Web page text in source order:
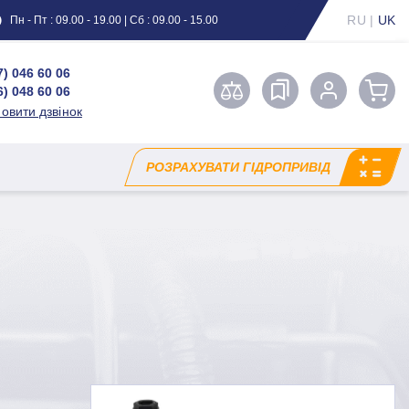
Пн - Пт : 09.00 - 19.00 | Сб : 09.00 - 15.00 RU | UK
046 60 06
048 60 06
дзвінок
РОЗРАХУВАТИ ГІДРОПРИВІД